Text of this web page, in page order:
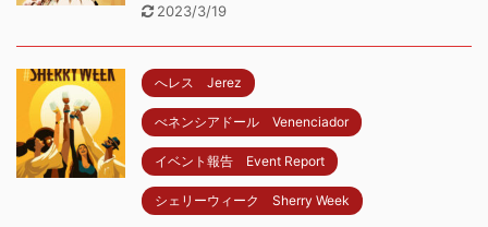
2023/3/19
へレス Jerez
べネンシアドール Venenciador
イベント報告 Event Report
シェリーウィーク Sherry Week